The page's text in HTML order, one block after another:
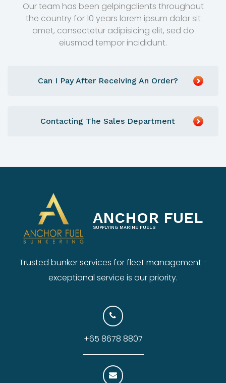
Our team has been gelpingclients throughout
the country for 10 years lorem ipsum dolor sit
amet, consectetur adipisicing elit, sed do
eiusmod tempor incididunt.
Can I Pay After Receiving An Order?
Contacting The Sales Department
ANCHOR FUEL
SUPPLYING MARINE FUELS
Trusted bunker services for fleet management -
exceptional service is our priority.
+65 8678 8807